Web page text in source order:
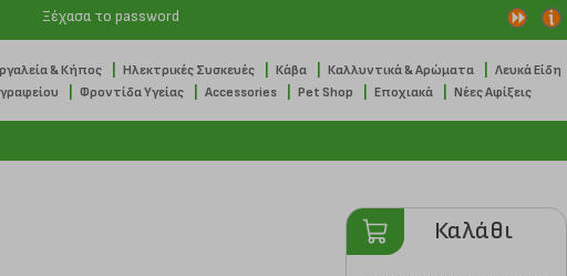
Ξέχασα το password
& Κήπος Ηλεκτρικές Συσκευές Κάβα Καλλυντικά & Αρώματα Λευκά Είδη
Φροντίδα Υγείας Accessories Pet Shop Εποχιακά Νέες Αφίξεις
Καλάθι